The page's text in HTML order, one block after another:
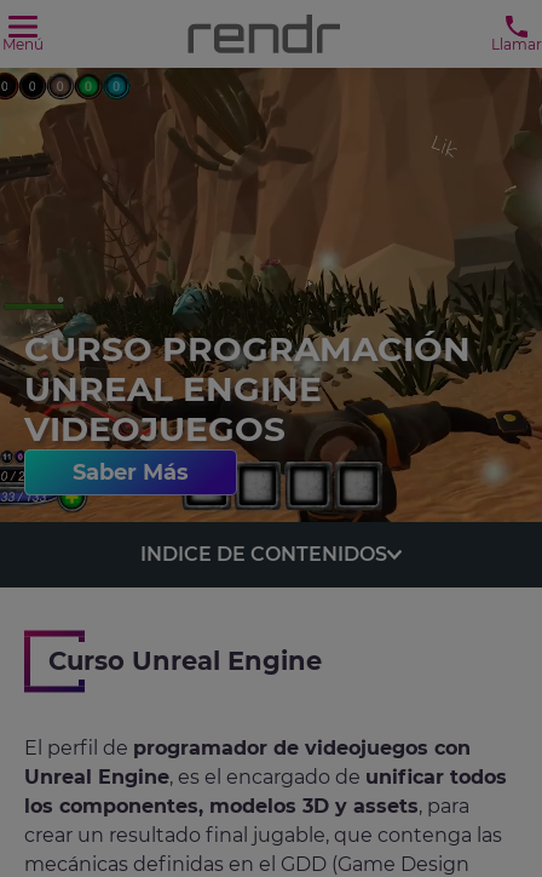
Menú Llamar
CURSO PROGRAMACIÓN
UNREAL ENGINE
VIDEOJUEGOS
Saber Más
INDICE DE CONTENIDOS
Curso Unreal Engine
El perfil de programador de videojuegos con
Unreal Engine, es el encargado de unificar todos
los componentes, modelos 3D y assets, para
crear un resultado final jugable, que contenga las
mecánicas definidas en el GDD (Game Design